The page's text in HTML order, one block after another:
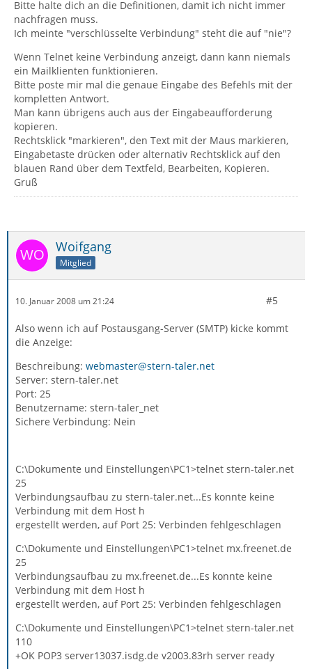
Bitte halte dich an die Definitionen, damit ich nicht immer
nachfragen muss.
Ich meinte "verschlüsselte Verbindung" steht die auf "nie"?
Wenn Telnet keine Verbindung anzeigt, dann kann niemals
ein Mailklienten funktionieren.
Bitte poste mir mal die genaue Eingabe des Befehls mit der
kompletten Antwort.
Man kann übrigens auch aus der Eingabeaufforderung
kopieren.
Rechtsklick "markieren", den Text mit der Maus markieren,
Eingabetaste drücken oder alternativ Rechtsklick auf den
blauen Rand über dem Textfeld, Bearbeiten, Kopieren.
Gruß
Woifgang
Mitglied
10. Januar 2008 um 21:24 #5
Also wenn ich auf Postausgang-Server (SMTP) kicke kommt
die Anzeige:
Beschreibung: webmaster@stern-taler.net
Server: stern-taler.net
Port: 25
Benutzername: stern-taler_net
Sichere Verbindung: Nein
C:\Dokumente und Einstellungen\PC1>telnet stern-taler.net
25
Verbindungsaufbau zu stern-taler.net...Es konnte keine
Verbindung mit dem Host h
ergestellt werden, auf Port 25: Verbinden fehlgeschlagen
C:\Dokumente und Einstellungen\PC1>telnet mx.freenet.de
25
Verbindungsaufbau zu mx.freenet.de...Es konnte keine
Verbindung mit dem Host h
ergestellt werden, auf Port 25: Verbinden fehlgeschlagen
C:\Dokumente und Einstellungen\PC1>telnet stern-taler.net
110
+OK POP3 server13037.isdg.de v2003.83rh server ready